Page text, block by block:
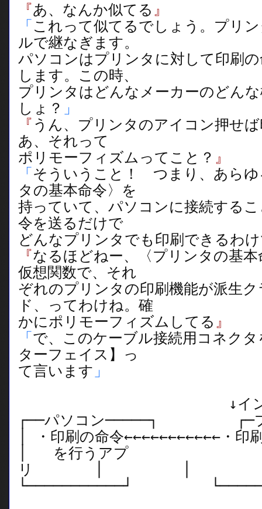
『あ、なんか似てる 』
「これって似てるでしょう。プリ
ルで継なぎます。
パソコンはプリンタに対して印刷
します。この時、
プリンタはどんなメーカーのどん
しょ？ 」
『 うん、プリンタのアイコン押せ
あ、それって
ポリモーフィズムってこと？ 』
「そういうこと！ つまり、あら
タの基本命令〉を
持っていて、パソコンに接続する
令を送るだけで
どんなプリンタでも印刷できるわ
『なるほどねー、〈プリンタの基
仮想関数で、それ
ぞれのプリンタの印刷機能が派生
ド、ってわけね。確
かにポリモーフィズムしてる 』
「で、このケーブル接続用コネク
ターフェイス】っ
て言います 」
↓インターフ
┌──パソコン─────┐ ┌─プ
│ ・印刷の命令
│ を行うアプ
リ │
└───────────┘